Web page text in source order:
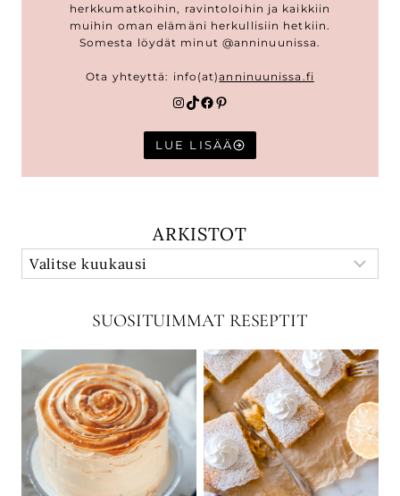
herkkumatkoihin, ravintoloihin ja kaikkiin
muihin oman elämäni herkullisiin hetkiin.
Somesta löydät minut @anninuunissa.
Ota yhteyttä: info(at)anninuunissa.fi
Instagram
TikTok
Facebook
Pinterest
LUE LISÄÄ
ARKISTOT
SUOSITUIMMAT RESEPTIT